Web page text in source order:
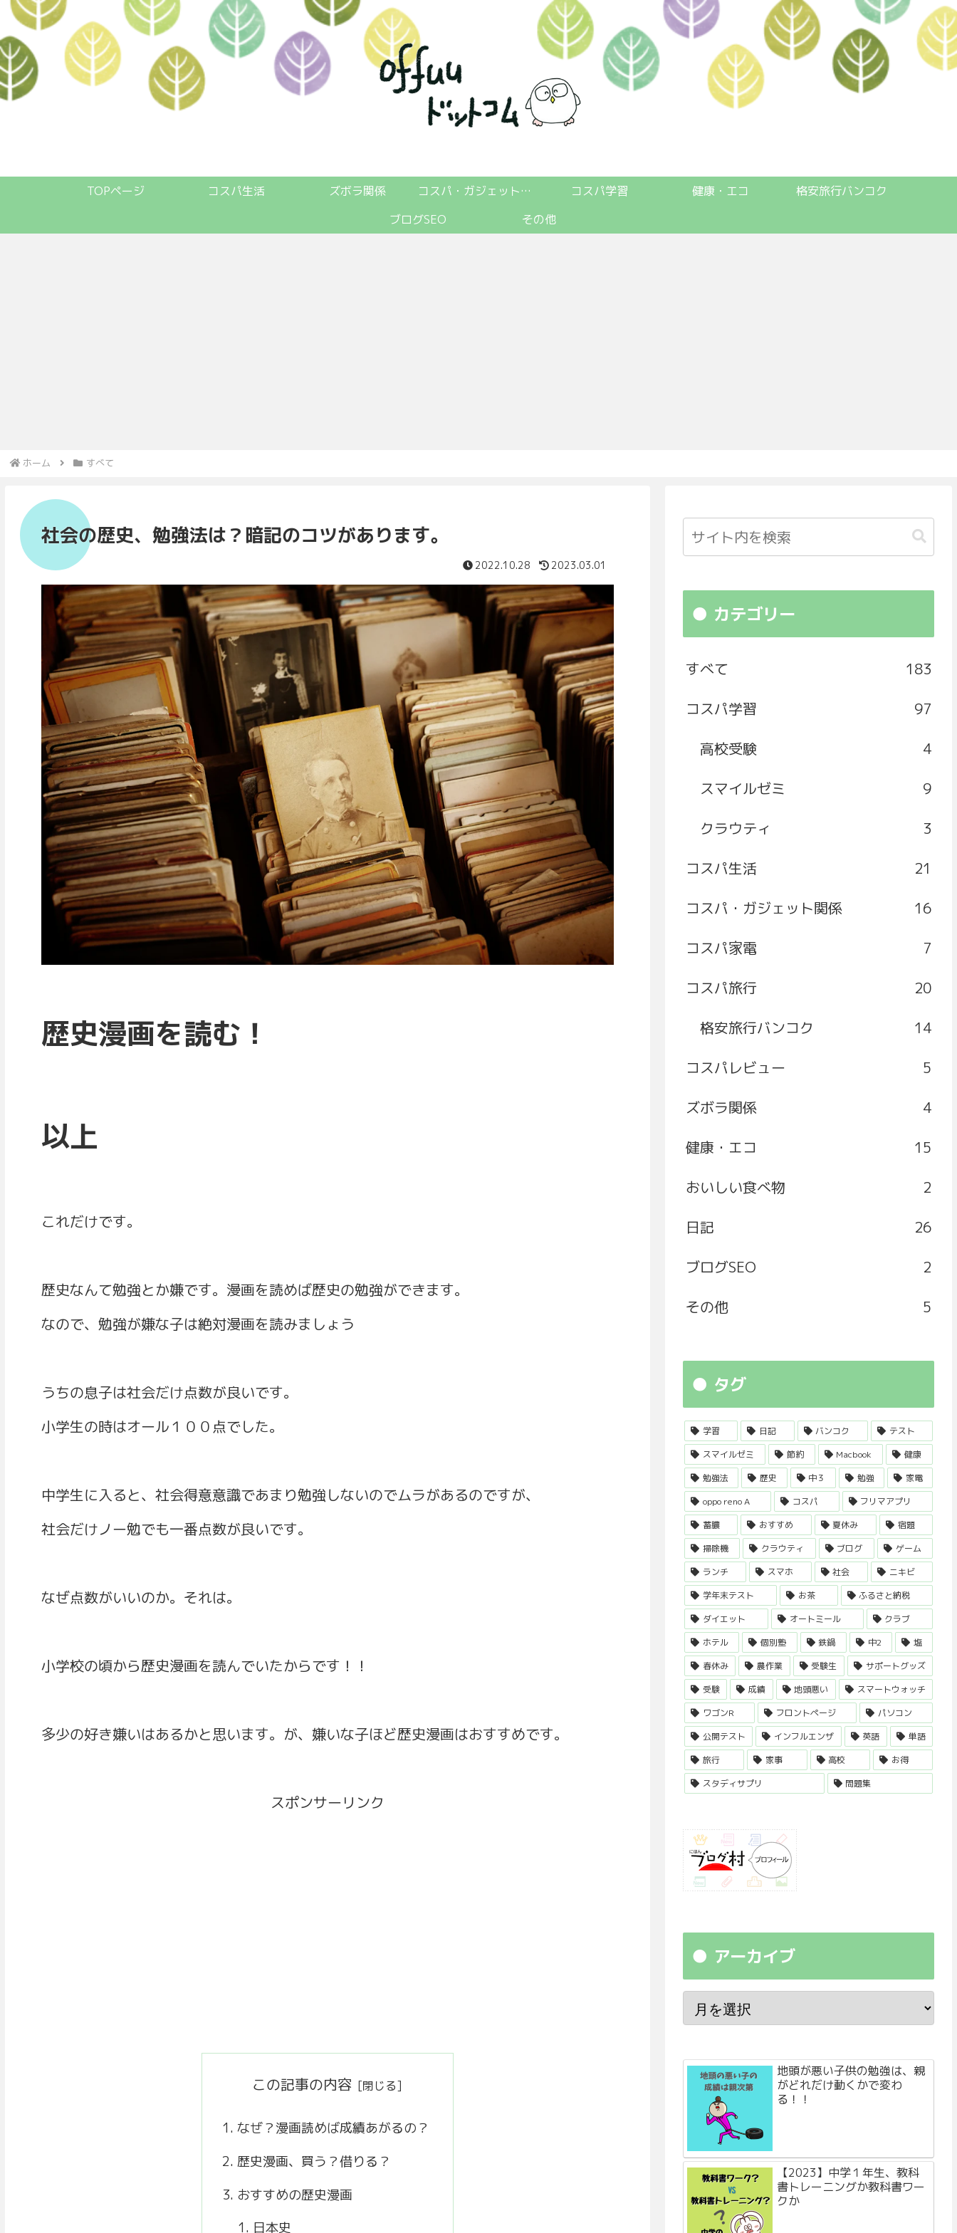
TOPページ コスパ生活 ズボラ関係 コスパ・ガジェット関係 コスパ学習 健康・エコ
格安旅行バンコク
ブログSEO
その他
ホーム すべて
社会の歴史、勉強法は？暗記のコツがあります。
2022.10.28 2023.03.01
歴史漫画を読む！
以上
これだけです。
歴史なんて勉強とか嫌です。漫画を読めば歴史の勉強ができます。
なので、勉強が嫌な子は絶対漫画を読みましょう
うちの息子は社会だけ点数が良いです。
小学生の時はオール１００点でした。
中学生に入ると、社会得意意識であまり勉強しないのでムラがあるのですが、
社会だけノー勉でも一番点数が良いです。
なぜ点数がいいのか。それは。
小学校の頃から歴史漫画を読んでいたからです！！
多少の好き嫌いはあるかと思います。が、嫌いな子ほど歴史漫画はおすすめです。
スポンサーリンク
この記事の内容
なぜ？漫画読めば成績あがるの？
歴史漫画、買う？借りる？
おすすめの歴史漫画
日本史
カテゴリー
すべて
183
コスパ学習
97
高校受験
4
スマイルゼミ
9
クラウティ
3
コスパ生活
21
コスパ・ガジェット関係
16
コスパ家電
7
コスパ旅行
20
格安旅行バンコク
14
コスパレビュー
5
ズボラ関係
4
健康・エコ
15
おいしい食べ物
2
日記
26
ブログSEO
2
その他
5
タグ
学習 日記 バンコク
テスト
スマイルゼミ
節約 Macbook
健康
勉強法
歴史 中３ 勉強
家電
oppo reno A
コスパ
フリマアプリ
蓄膿
おすすめ 夏休み
宿題
掃除機
クラウティ ブログ
ゲーム
ランチ
スマホ 社会
ニキビ
学年末テスト
お茶
ふるさと納税
ダイエット
オートミール
クラブ
ホテル
個別塾 鉄鍋 中2
塩
春休み
農作業 受験生
サポートグッズ
受験
成績 地頭悪い
スマートウォッチ
ワゴンR
フロントページ
パソコン
公開テスト
インフルエンザ 英語
単語
旅行
家事 高校
お得
スタディサプリ
問題集
アーカイブ
地頭が悪い子供の勉強は、親
がどれだけ動くかで変わ
る！！
【2023】中学１年生、教科
書トレーニングか教科書ワー
クか